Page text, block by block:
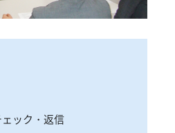
ェック・返信